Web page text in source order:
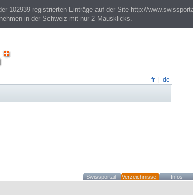
102939 registrierten Einträge auf der Site http://
in der Schweiz mit nur 2 Mausklicks.
fr de
Swissportail Verzeichnisse Infos